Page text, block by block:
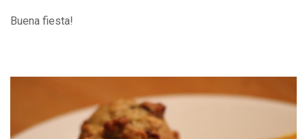
Buena fiesta!